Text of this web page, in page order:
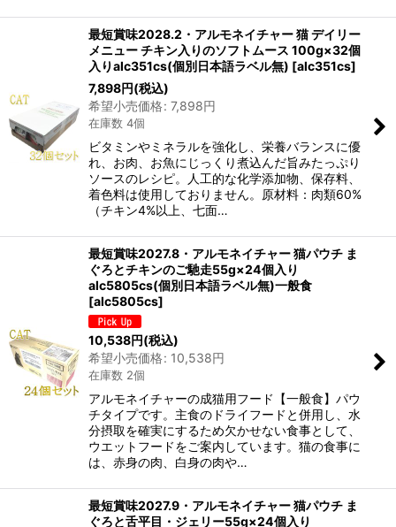
最短賞味2028.2・アルモネイチャー 猫 デイリー
メニュー チキン入りのソフトムース 100g×32個
入りalc351cs(個別日本語ラベル無) [alc351cs]
7,898円(税込)
希望小売価格: 7,898円
在庫数 4個
ビタミンやミネラルを強化し、栄養バランスに優
れ、お肉、お魚にじっくり煮込んだ旨みたっぷり
ソースのレシピ。人工的な化学添加物、保存料、
着色料は使用しておりません。原材料：肉類60%
（チキン4%以上、七面…
最短賞味2027.8・アルモネイチャー 猫パウチ ま
ぐろとチキンのご馳走55g×24個入り
alc5805cs(個別日本語ラベル無)一般食
[alc5805cs]
10,538円(税込)
希望小売価格: 10,538円
在庫数 2個
アルモネイチャーの成猫用フード【一般食】パウ
チタイプです。主食のドライフードと併用し、水
分摂取を確実にするため欠かせない食事として、
ウエットフードをご案内しています。猫の食事に
は、赤身の肉、白身の肉や…
最短賞味2027.9・アルモネイチャー 猫パウチ ま
ぐろと舌平目・ジェリー55g×24個入り